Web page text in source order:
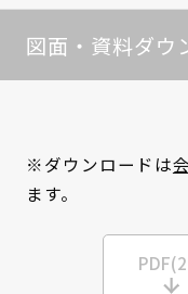
図面・資料ダウ
※ダウンロードは
ます。